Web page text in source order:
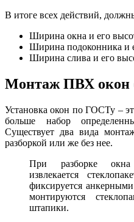
В итоге всех действий,
Ширина окна и его
Ширина подоконника и
Ширина слива и его
Монтаж ПВХ окон
Установка окон по ГОСТу –
больше набор
Существует два вида
разборкой или же без нее.
При разборке
извлекается
фиксируется
монтируются
штапики.